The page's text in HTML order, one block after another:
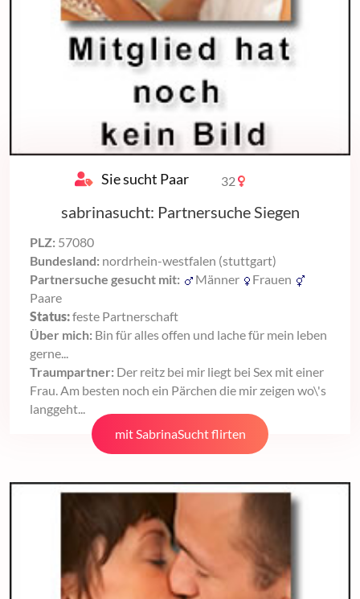
Sie sucht Paar 32
sabrinasucht: Partnersuche Siegen
PLZ: 57080
Bundesland: nordrhein-westfalen (stuttgart)
Partnersuche gesucht mit:
Männer
Frauen
Paare
Status:feste Partnerschaft
Über mich: Bin für alles offen und lache für mein leben
gerne...
Traumpartner: Der reitz bei mir liegt bei Sex mit einer
Frau. Am besten noch ein Pärchen die mir zeigen wo\'s
langgeht...
mit SabrinaSucht flirten